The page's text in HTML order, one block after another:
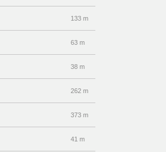
133 m
63 m
38 m
262 m
373 m
41 m